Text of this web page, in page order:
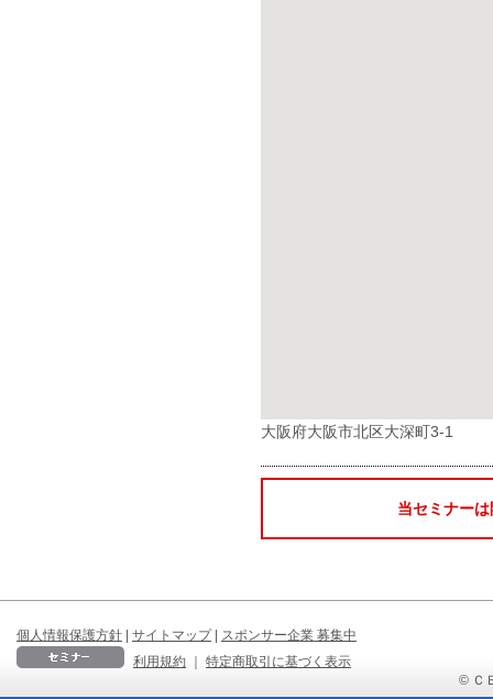
大阪府大阪市北区大深町3-1
当セミナー
個人情報保護方針 | サイトマップ | スポンサー企業 募集中
利用規約
｜
特定商取引に基づく表示
© Ｃ